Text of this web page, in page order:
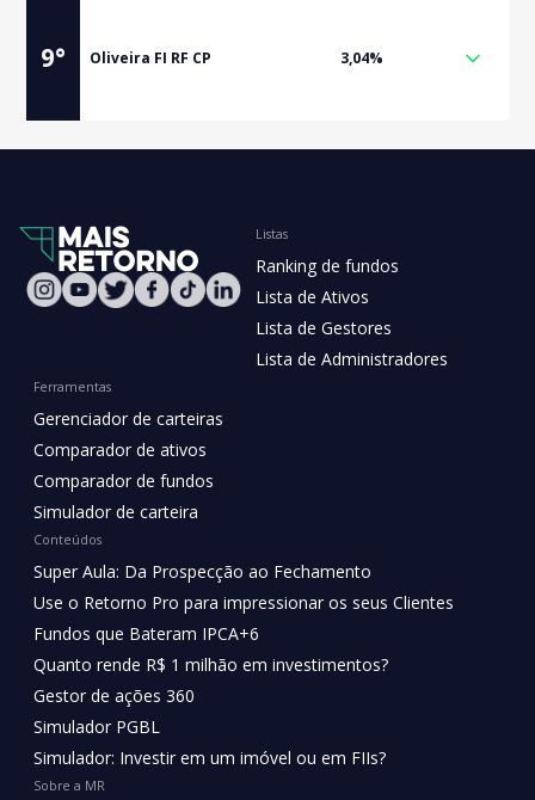
9° Oliveira FI RF CP 3,04%
Listas
Ranking de fundos
Lista de Ativos
Lista de Gestores
Lista de Administradores
Ferramentas
Gerenciador de carteiras
Comparador de ativos
Comparador de fundos
Simulador de carteira
Conteúdos
Super Aula: Da Prospecção ao Fechamento
Use o Retorno Pro para impressionar os seus Clientes
Fundos que Bateram IPCA+6
Quanto rende R$ 1 milhão em investimentos?
Gestor de ações 360
Simulador PGBL
Simulador: Investir em um imóvel ou em FIIs?
Sobre a MR